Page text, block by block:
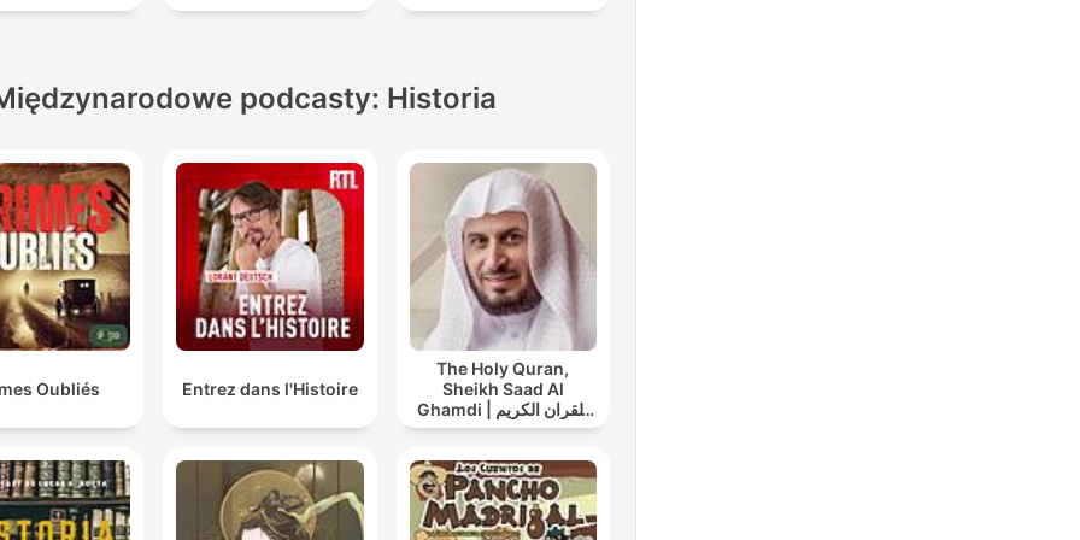
podcasty: Historia
Oubliés Entrez dans l'Histoire
The Holy Quran,
Sheikh Saad Al
Ghamdi | القران الكريم
سعد الغامدي